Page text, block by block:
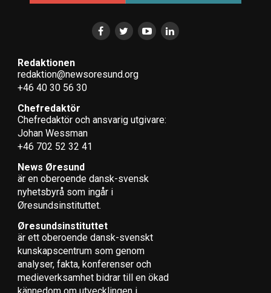
Redaktionen
redaktion@newsoresund.org
+46 40 30 56 30
Chefredaktör
Chefredaktör och ansvarig utgivare:
Johan Wessman
+46 702 52 32 41
News Øresund
är en oberoende dansk-svensk
nyhets­byrå som ingår i
Øresundsinstituttet.
Øresundsinstituttet
är ett oberoende dansk-svenskt
kunskapscentrum som genom
analyser, fakta, konferenser och
medieverksamhet bidrar till en ökad